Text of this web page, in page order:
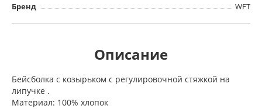
Бренд WFT
Описание
Бейсболка с козырьком с регулировочной стяжкой на
липучке .
Материал: 100% хлопок